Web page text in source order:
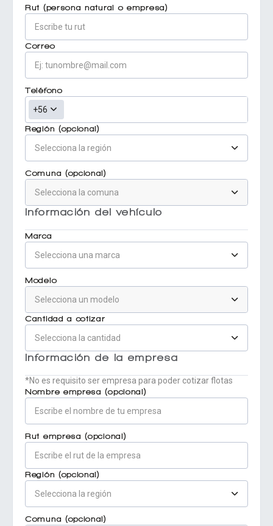
Rut (persona natural o empresa)
Correo
Teléfono
+56
Región (opcional)
Comuna (opcional)
Información del vehículo
Marca
Modelo
Cantidad a cotizar
Información de la empresa
*No es requisito ser empresa para poder cotizar flotas
Nombre empresa (opcional)
Rut empresa (opcional)
Región (opcional)
Comuna (opcional)